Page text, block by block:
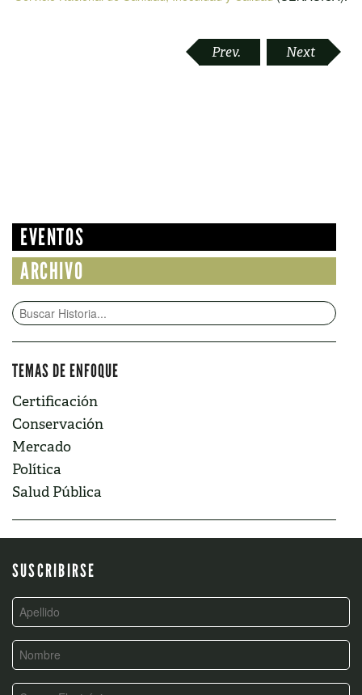
Prev. Next
EVENTOS
ARCHIVO
TEMAS DE ENFOQUE
Certificación
Conservación
Mercado
Política
Salud Pública
SUSCRIBIRSE